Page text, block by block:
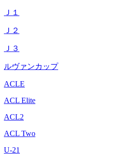
Ｊ１
Ｊ２
Ｊ３
ルヴァンカップ
ACLE
ACL Elite
ACL2
ACL Two
U-21